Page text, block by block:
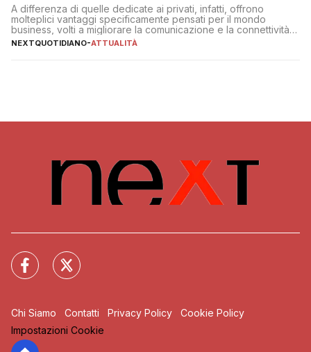
A differenza di quelle dedicate ai privati, infatti, offrono
molteplici vantaggi specificamente pensati per il mondo
business, volti a migliorare la comunicazione e la connettività
degli utenti
NEXTQUOTIDIANO-ATTUALITÀ
Chi Siamo Contatti Privacy Policy
Cookie Policy
Impostazioni Cookie